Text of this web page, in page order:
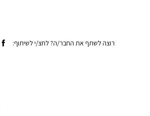
רוצה לשתף את החבר/ה? לחצ/י לשיתוף: